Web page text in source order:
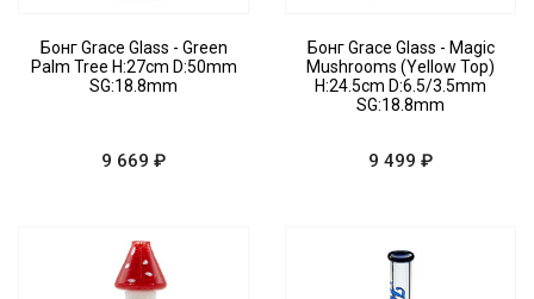
Бонг Grace Glass - Green
Palm Tree H:27cm D:50mm
SG:18.8mm
9 669 ₽
Бонг Grace Glass - Magic
Mushrooms (Yellow Top)
H:24.5cm D:6.5/3.5mm
SG:18.8mm
9 499 ₽